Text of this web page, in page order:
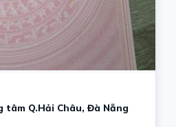
Q.Hải Châu, Đà Nẵng